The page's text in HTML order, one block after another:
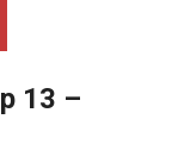
13 –